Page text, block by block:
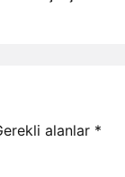
alanlar *